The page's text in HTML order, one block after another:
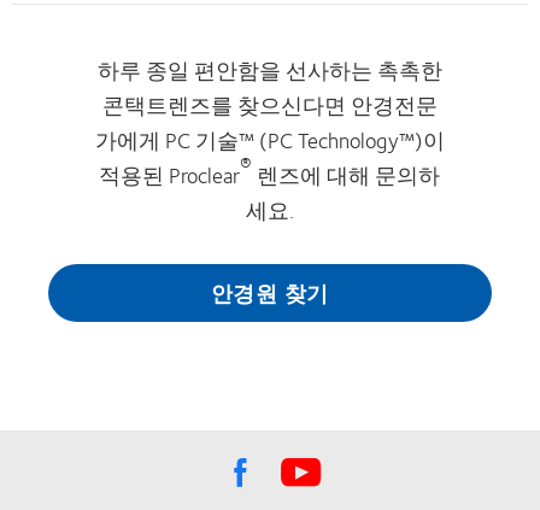
하루 종일 편안함을 선사하는 촉촉한
콘택트렌즈를 찾으신다면 안경전문
가에게 PC 기술™ (PC Technology™)이
적용된 Proclear® 렌즈에 대해 문의하
세요.
안경원 찾기